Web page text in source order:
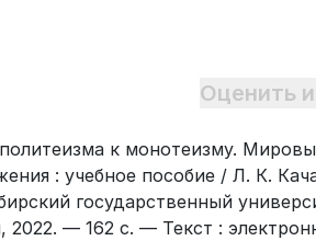
Оценить
к монотеизму.
: учебное пособие / Л. К.
государственный
2022. — 162 с. — Текст :